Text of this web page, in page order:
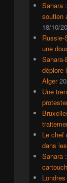
Sahara
soutien
18/10/
Russie-
une
déplore
Alger
Une
Le chef
dans
Sahara